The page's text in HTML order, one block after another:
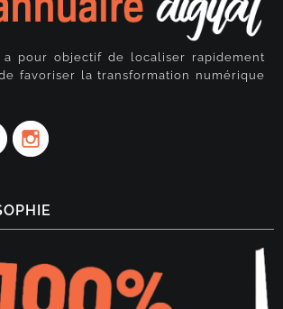
a pour objectif de localiser rapidement
favoriser la transformation numérique